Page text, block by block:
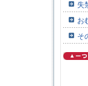
失
お
そ